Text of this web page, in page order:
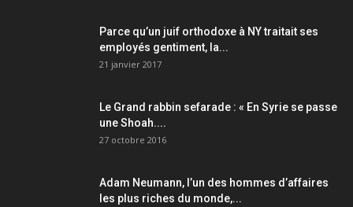
Parce qu’un juif orthodoxe à NY traitait ses
employés gentiment, la...
21 janvier 2017
Le Grand rabbin sefarade : « En Syrie se passe
une Shoah....
27 octobre 2016
Adam Neumann, l’un des hommes d’affaires
les plus riches du monde,...